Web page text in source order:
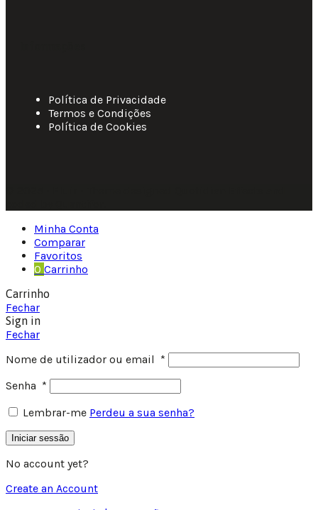
Política de Privacidade
Termos e Condições
Política de Cookies
Minha Conta
Comparar
Favoritos
0 Carrinho
Carrinho
Fechar
Sign in
Fechar
Nome de utilizador ou email *
Senha *
Lembrar-me Perdeu a sua senha?
Iniciar sessão
No account yet?
Create an Account